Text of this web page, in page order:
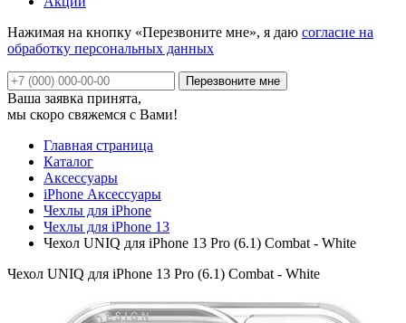
Нажимая на кнопку «Перезвоните мне», я даю согласие на
обработку персональных данных
Ваша заявка принята,
мы скоро свяжемся с Вами!
Главная страница
Каталог
Аксессуары
iPhone Аксессуары
Чехлы для iPhone
Чехлы для iPhone 13
Чехол UNIQ для iPhone 13 Pro (6.1) Combat - White
Чехол UNIQ для iPhone 13 Pro (6.1) Combat - White